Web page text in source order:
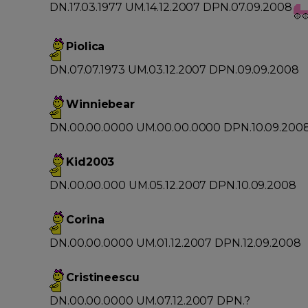
DN.17.03.1977 UM.14.12.2007 DPN.07.09.2008
Piolica
DN.07.07.1973 UM.03.12.2007 DPN.09.09.2008
Winniebear
DN.00.00.0000 UM.00.00.0000
Kid2003
DN.00.00.000 UM.05.12.2007 DPN.10.09.2008
Corina
DN.00.00.0000 UM.01.12.2007 DPN.12.09.2008
Cristineescu
DN.00.00.0000 UM.07.12.2007 DPN.?